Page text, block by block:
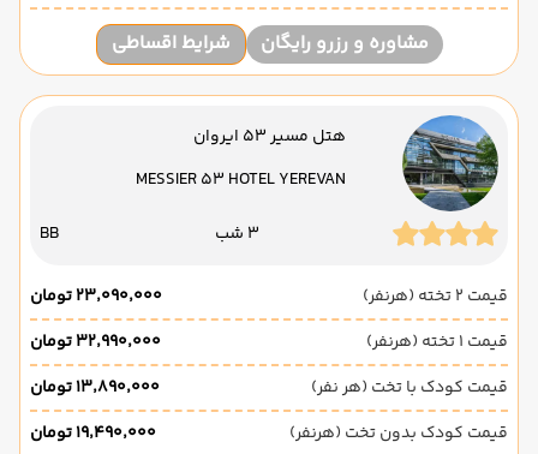
مشاوره و رزرو رایگان شرایط اقساطی
هتل مسیر 53 ایروان
MESSIER 53 HOTEL YEREVAN
3 شب BB
قیمت 2 تخته (هرنفر)
۲۳٬۰۹۰٬۰۰۰ تومان
قیمت 1 تخته (هرنفر)
۳۲٬۹۹۰٬۰۰۰ تومان
قیمت کودک با تخت (هر نفر)
۱۳٬۸۹۰٬۰۰۰ تومان
قیمت کودک بدون تخت (هرنفر)
۱۹٬۴۹۰٬۰۰۰ تومان